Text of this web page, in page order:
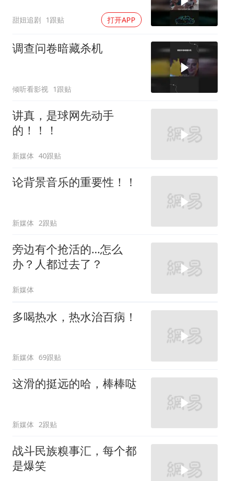
甜妞追剧 1跟贴 打开APP
调查问卷暗藏杀机
倾听看影视 1跟贴
讲真，是球网先动手
的！！！
新媒体 40跟贴
论背景音乐的重要性！！
新媒体 2跟贴
旁边有个抢活的…怎么
办？人都过去了？
新媒体
多喝热水，热水治百病！
新媒体 69跟贴
这滑的挺远的哈，棒棒哒
新媒体 2跟贴
战斗民族糗事汇，每个都
是爆笑